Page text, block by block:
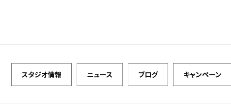
スタジオ情報 ニュース ブログ キャンペーン